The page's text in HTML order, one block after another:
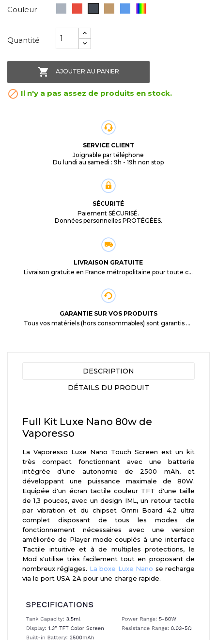
Couleur
Quantité
 AJOUTER AU PANIER
 Il n'y a pas assez de produits en stock.
SERVICE CLIENT
Joignable par téléphone
Du lundi au samedi : 9h - 19h non stop
SÉCURITÉ
Paiement SÉCURISÉ.
Données personnelles PROTÉGÉES.
LIVRAISON GRATUITE
Livraison gratuite en France métropolitaine pour toute commande supérieure à 29,90€.
GARANTIE SUR VOS PRODUITS
Tous vos matériels (hors consommables) sont garantis 3 mois à partir de la date d'achat
DESCRIPTION
DÉTAILS DU PRODUIT
Full Kit Luxe Nano 80w de
Vaporesso
La Vaporesso Luxe Nano Touch Screen est un kit
très compact fonctionnant avec une batterie
intégrée d'une autonomie de 2500 mAh, et
développant une puissance maximale de 80W.
Equipée d'un écran tactile couleur TFT d'une taille
de 1,3 pouces, avec un design IML, un retour tactile
par vibration et du chipset Omni Board 4.2 ultra
complet disposant de tous les modes de
fonctionnement nécessaires avec une version
améliorée de Player mode couplés à une interface
Tactile intuitive et à de multiples protections, le
Mod s'utilise très facilement tout en proposant de
nombreux réglages. La boxe Luxe Nano se recharge
via le port USA 2A pour une charge rapide.